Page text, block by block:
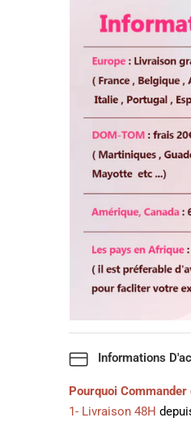
Informations
Pourquoi Commander
1- Livraison 48H